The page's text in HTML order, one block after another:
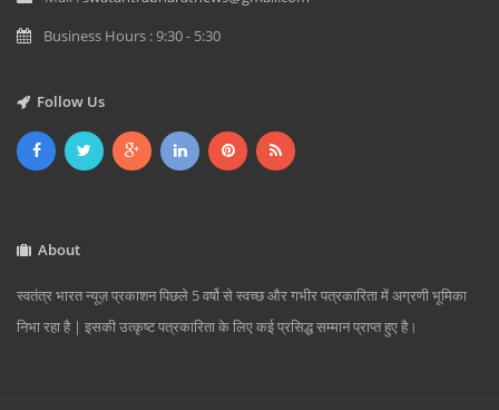
Business Hours : 9:30 - 5:30
Follow Us
About
स्वतंत्र भारत न्यूज़ प्रकाशन पिछले 5 वर्षो से स्वच्छ और गभीर पत्रकारिता में अग्रणी भूमिका
निभा रहा है | इसकी उत्कृष्ट पत्रकारिता के लिए कई प्रसिद्ध सम्मान प्राप्त हुए है।